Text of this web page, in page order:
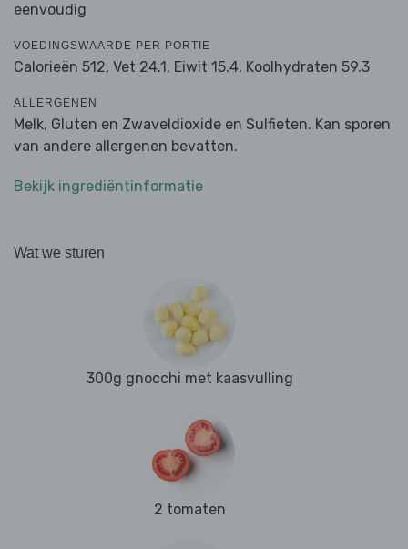
eenvoudig
VOEDINGSWAARDE PER PORTIE
Calorieën 512, Vet 24.1, Eiwit 15.4, Koolhydraten 59.3
ALLERGENEN
Melk, Gluten en Zwaveldioxide en Sulfieten. Kan sporen
van andere allergenen bevatten.
Bekijk ingrediëntinformatie
Wat we sturen
300g gnocchi met kaasvulling
2 tomaten